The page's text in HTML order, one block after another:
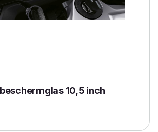
10,5 inch